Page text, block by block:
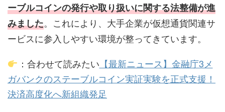
ーブルコインの発行や取り扱いに関する法整備が進
みました。これにより、大手企業が仮想通貨関連サ
ービスに参入しやすい環境が整ってきています。
：合わせて読みたい 【最新ニュース】金融庁3メ
ガバンクのステーブルコイン実証実験を正式支援！
決済高度化へ新組織発足